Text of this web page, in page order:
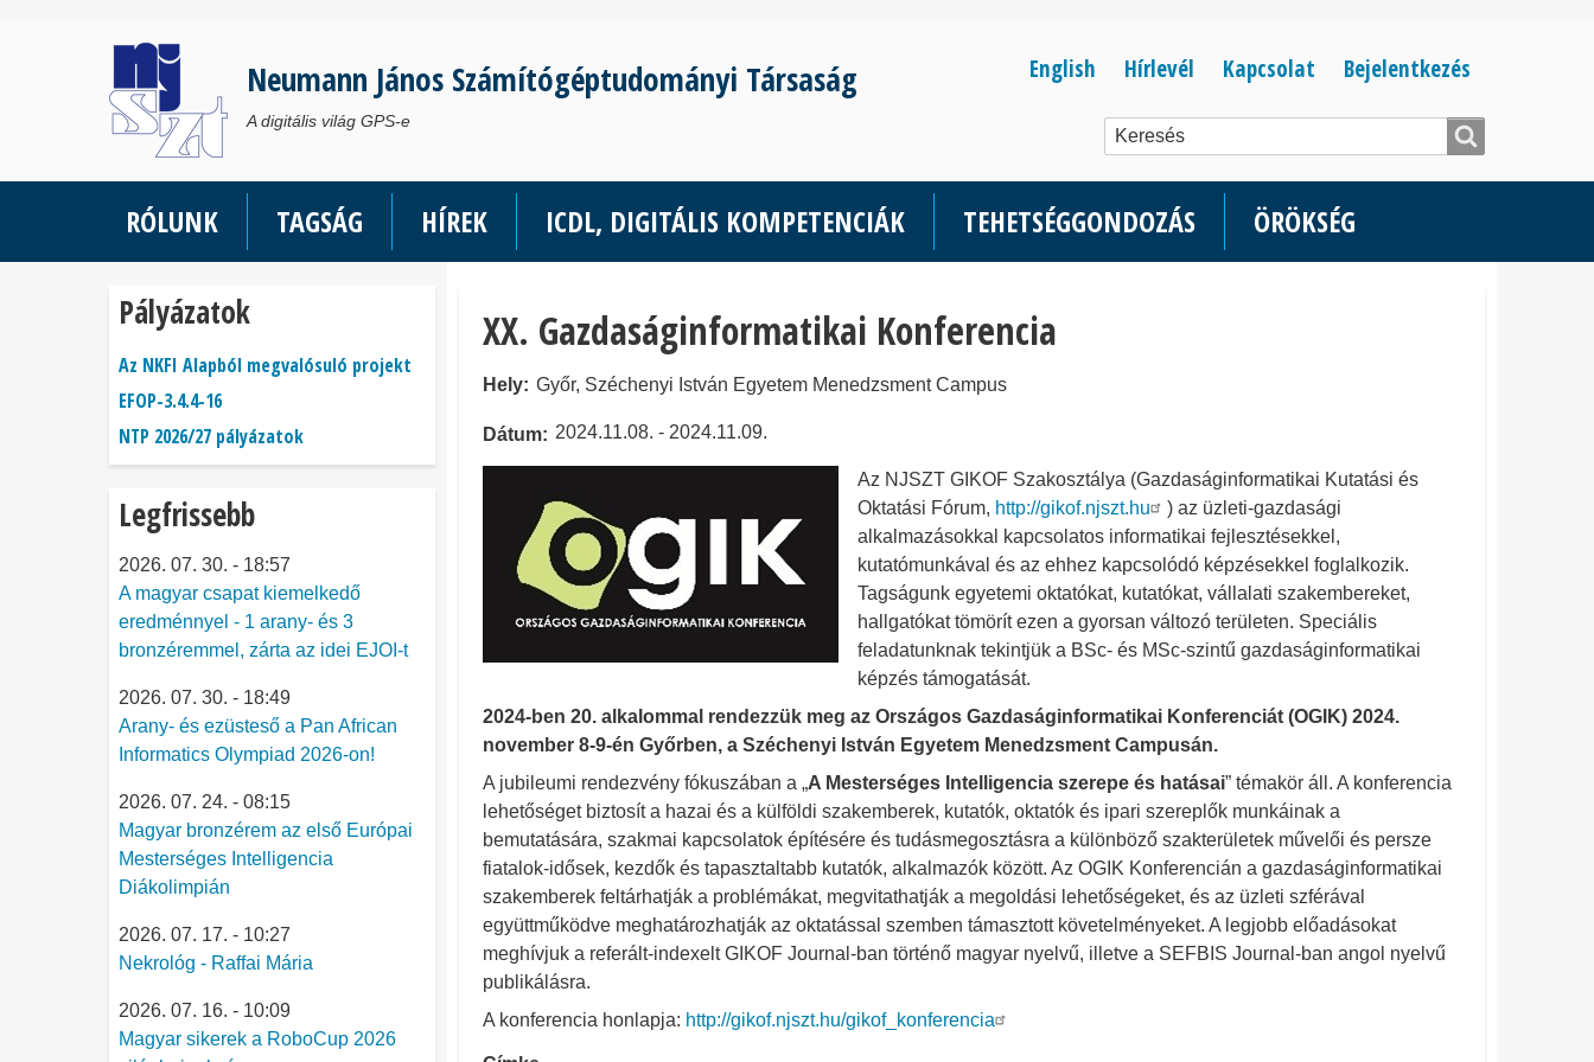
Neumann János Számítógéptudományi Társaság
A digitális világ GPS-e
Bejelentkezés
menüje
Bejelentkezés
English Hírlevél Kapcsolat
RÓLUNK TAGSÁG HÍREK ICDL, DIGITÁLIS KOMPETENCIÁK TEHETSÉGGONDOZÁS ÖRÖKSÉG
XX. Gazdaságinformatikai Konferencia
Hely Győr, Széchenyi István Egyetem Menedzsment Campus
Dátum 2024.11.08. - 2024.11.09.
Az NJSZT GIKOF Szakosztálya (Gazdaságinformatikai Kutatási és
Oktatási Fórum, http://gikof.njszt.hu
) az üzleti-gazdasági
alkalmazásokkal kapcsolatos informatikai fejlesztésekkel,
kutatómunkával és az ehhez kapcsolódó képzésekkel foglalkozik.
Tagságunk egyetemi oktatókat, kutatókat, vállalati szakembereket,
hallgatókat tömörít ezen a gyorsan változó területen. Speciális
feladatunknak tekintjük a BSc- és MSc-szintű gazdaságinformatikai
képzés támogatását.
2024-ben 20. alkalommal rendezzük meg az Országos Gazdaságinformatikai Konferenciát (OGIK) 2024.
november 8-9-én Győrben, a Széchenyi István Egyetem Menedzsment Campusán.
A jubileumi rendezvény fókuszában a „A Mesterséges Intelligencia szerepe és hatásai” témakör áll. A konferencia
lehetőséget biztosít a hazai és a külföldi szakemberek, kutatók, oktatók és ipari szereplők munkáinak a
bemutatására, szakmai kapcsolatok építésére és tudásmegosztásra a különböző szakterületek művelői és persze
fiatalok-idősek, kezdők és tapasztaltabb kutatók, alkalmazók között. Az OGIK Konferencián a gazdaságinformatikai
szakemberek feltárhatják a problémákat, megvitathatják a megoldási lehetőségeket, és az üzleti szférával
együttműködve meghatározhatják az oktatással szemben támasztott követelményeket. A legjobb előadásokat
meghívjuk a referált-indexelt GIKOF Journal-ban történő magyar nyelvű, illetve a SEFBIS Journal-ban angol nyelvű
publikálásra.
A konferencia honlapja: http://gikof.njszt.hu/gikof_konferencia
Pályázatok
Az NKFI Alapból megvalósuló projekt
EFOP-3.4.4-16
NTP 2026/27 pályázatok
Legfrissebb
2026. 07. 30. - 18:57
A magyar csapat kiemelkedő
eredménnyel - 1 arany- és 3
bronzéremmel, zárta az idei EJOI-t
2026. 07. 30. - 18:49
Arany- és ezüsteső a Pan African
Informatics Olympiad 2026-on!
2026. 07. 24. - 08:15
Magyar bronzérem az első Európai
Mesterséges Intelligencia
Diákolimpián
2026. 07. 17. - 10:27
Nekrológ - Raffai Mária
2026. 07. 16. - 10:09
Magyar sikerek a RoboCup 2026